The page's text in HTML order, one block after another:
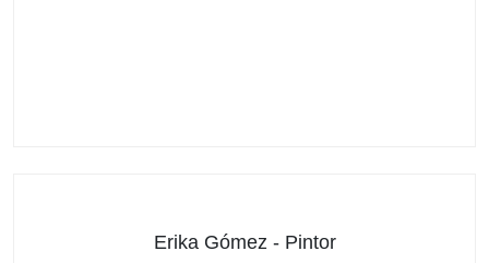
Erika Gómez - Pintor